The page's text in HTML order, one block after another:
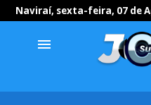
Naviraí, sexta-feira, 07 de
menu